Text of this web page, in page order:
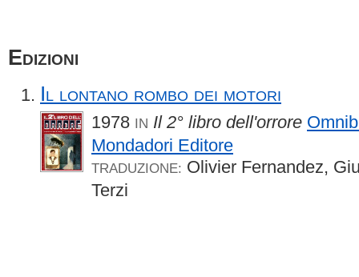
Edizioni
Il lontano rombo dei motori
1978 IN Il 2° libro dell'orrore
Mondadori Editore
TRADUZIONE: Olivier Fernandez,
Terzi